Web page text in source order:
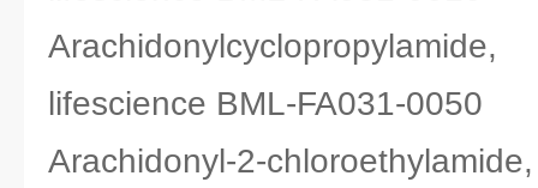
lifescience BML-FA031-0050
Arachidonyl-2-